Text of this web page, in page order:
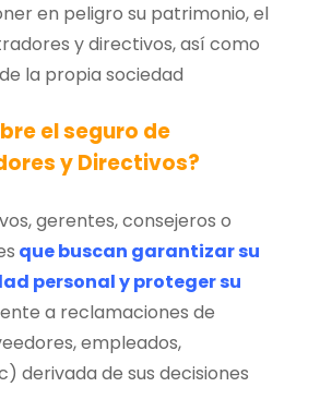
en peligro su patrimonio, el
y directivos, así como
la propia sociedad
el seguro de
y Directivos?
gerentes, consejeros o
que buscan garantizar su
personal y proteger su
a reclamaciones de
empleados,
derivada de sus decisiones